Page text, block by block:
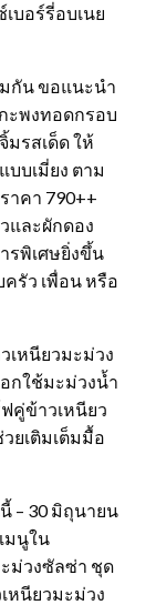
บอร์รี่อบเนย
กัน ขอแนะนำ
ะพงทอดกรอบ
มรสเด็ด ให้
บเมี่ยง ตาม
าคา 790++
และผักดอง
รพิเศษยิ่งขึ้น
รัว เพื่อน หรือ
เหนียวมะม่วง
กใช้มะม่วงน้ำ
คู่ข้าวเหนียว
ยเติมเต็มมื้อ
– 30 มิถุนายน
มนูใน
ม่วงซัลซ่า ชุด
หนียวมะม่วง